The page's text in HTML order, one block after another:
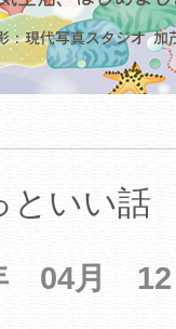
いい話
04月